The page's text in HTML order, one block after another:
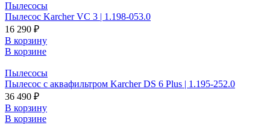
Пылесосы
Пылесос Karcher VC 3 | 1.198-053.0
16 290 ₽
В корзину
В корзине
Пылесосы
Пылесос с аквафильтром Karcher DS 6 Plus | 1.195-252.0
36 490 ₽
В корзину
В корзине